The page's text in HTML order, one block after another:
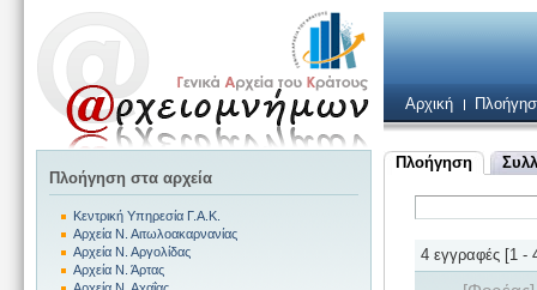
Αρχική
Πλοήγηση
4 εγγραφές [1 -
Πλοήγηση στα αρχεία
Κεντρική Υπηρεσία Γ.Α.Κ.
Αρχεία Ν. Αιτωλοακαρνανίας
Αρχεία Ν. Αργολίδας
Αρχεία Ν. Άρτας